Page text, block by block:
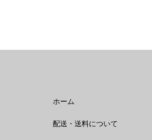
ホーム
配送・送料について